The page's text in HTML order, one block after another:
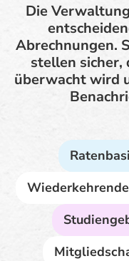
Die
Abrechnungen.
stellen sicher,
überwacht wird